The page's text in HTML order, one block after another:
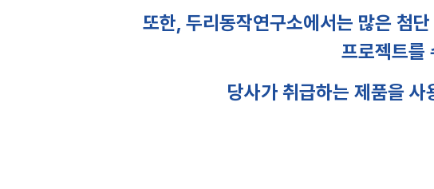
또한, 두리동작연구소에서는 많은 첨
프로젝트를
당사가 취급하는 제품을